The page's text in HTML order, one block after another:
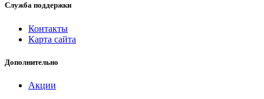
Служба поддержки
Контакты
Карта сайта
Дополнительно
Акции